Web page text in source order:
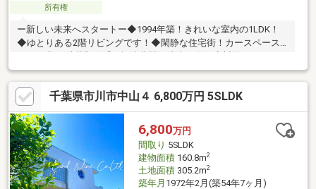
所有権
ー新しい未来へスタートー◆1994年築！きれいな室内の1LDK！
◆ゆとりある2階リビングです！◆閑静な住宅街！カースペース
追い炊き機能！エアコン付！本日ご見学可能です！ご見学予約は
【 ０４７－３２３－６５２２ 】もちろん資料請求のみでも大
歓迎です！下記オレンジ色【資料請求する(無料)】をクリック！
ご請求ください♪【スタートホーム株式会社】提携銀行変動金利の
場合 金利 年0.73％ 借入期間最長４０年もございます。お問
い合わせは【 ０４７－３２３－６５２２ 】までお気軽にご連
絡ください♪
千葉県市川市中山４ 6,800万円 5SLDK
6,800万円
間取り 5SLDK
建物面積160.8m2
土地面積305.2m2
築年月 1972年2月(築54年7ヶ月)